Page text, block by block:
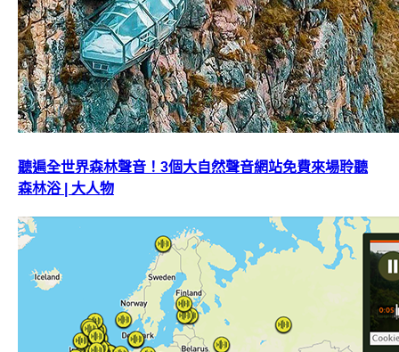
聽遍全世界森林聲音！3個大自然聲音網站免費來場聆聽
森林浴 | 大人物